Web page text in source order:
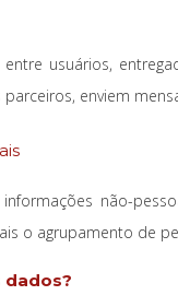
usuários,
enviem
não-
o agrupamento de
dados?